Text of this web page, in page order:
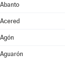
Abanto
Acered
Agón
Aguarón